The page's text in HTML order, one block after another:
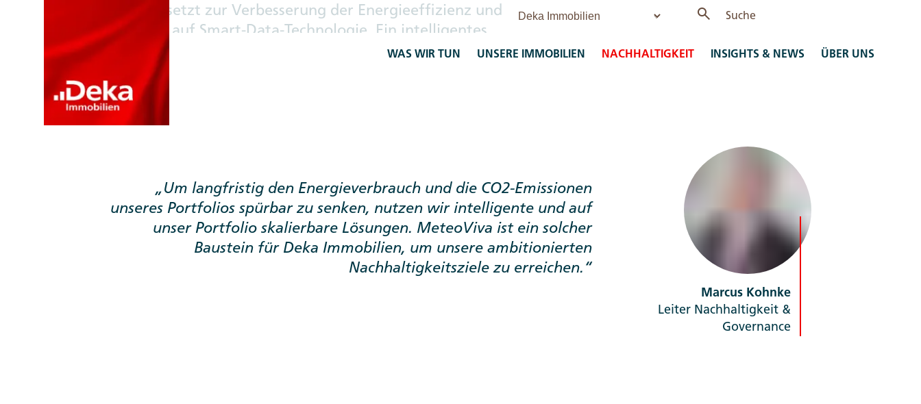
WAS WIR TUN UNSERE IMMOBILIEN NACHHALTIGKEIT INSIGHTS & NEWS ÜBER UNS
Deka Immobilien setzt zur Verbesserung der Energieeffizienz und
Dekarbonisierung auf Smart-Data-Technologie. Ein intelligentes
Gebäudesteuerungssystem nutzt einen digitalen Zwilling, um den Betrieb
eines Gebäudes optimal zu steuern.
Um langfristig den Energieverbrauch und die CO2-Emissionen
unseres Portfolios spürbar zu senken, nutzen wir intelligente und auf
unser Portfolio skalierbare Lösungen. MeteoViva ist ein solcher
Baustein für Deka Immobilien, um unsere ambitionierten
Nachhaltigkeitsziele zu erreichen.
Marcus Kohnke
Leiter Nachhaltigkeit &
Governance